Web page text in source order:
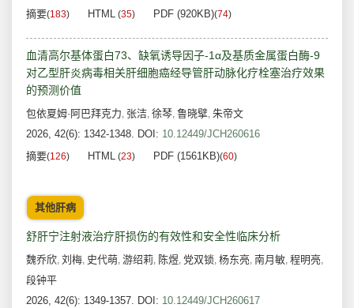
摘要(183) HTML (35) PDF (920KB)(74)
血清高尔基体蛋白73、缺氧诱导因子-1α及基质金属蛋白酶-9
对乙型肝炎病毒相关肝细胞癌经导管肝动脉化疗栓塞治疗效果
的预测价值
包依夏姆·阿巴拜克力, 张洁, 徐琴, 鲁晓擘, 朱帝文
2026, 42(6): 1342-1348. DOI: 10.12449/JCH260616
摘要(126) HTML (23) PDF (1561KB)(60)
其他肝病
舒肝宁注射液治疗肝损伤的有效性和安全性临床分析
魏乔欣, 刘梅, 史代萌, 游绍莉, 陈煜, 党双锁, 杨东亮, 南月敏, 程明亮,
段钟平
2026, 42(6): 1349-1357. DOI: 10.12449/JCH260617